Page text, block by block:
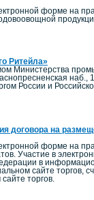
форме на
Ритейла»
Министерства
наб.,
России и
на
форме на
Участие в
в
сайте торгов,
торгов.